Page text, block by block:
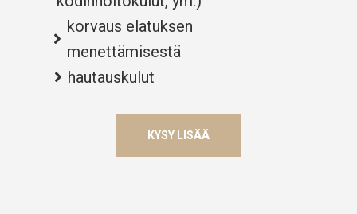
korvaus elatuksen
menettämisestä
hautauskulut
KYSY LISÄÄ